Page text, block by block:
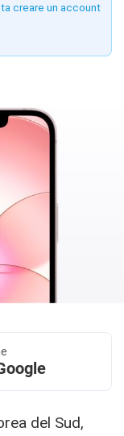
creare un account
del Sud,